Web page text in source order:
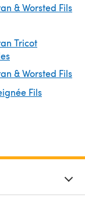
& Worsted Fils
Tricot
& Worsted Fils
Fils